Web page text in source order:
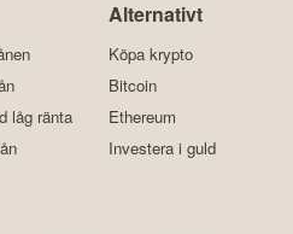
låg ränta
Alternativt
Köpa krypto
Bitcoin
Ethereum
Investera i guld